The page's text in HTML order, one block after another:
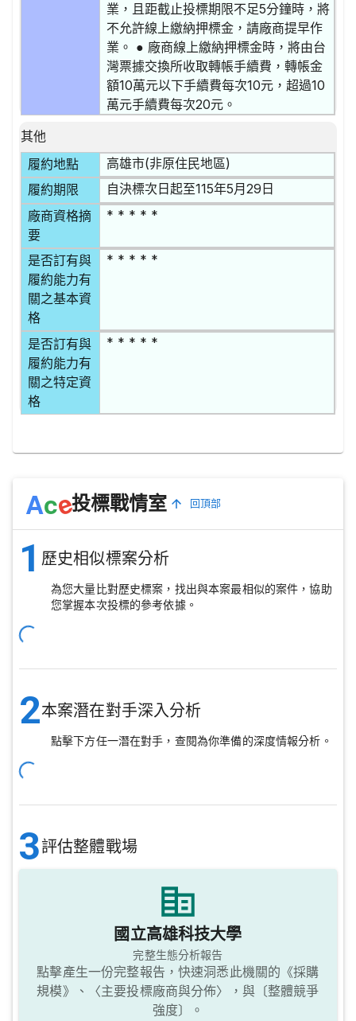
業，且距截止投標期限不足5分鐘時，將
不允許線上繳納押標金，請廠商提早作
業。 ● 廠商線上繳納押標金時，將由台
灣票據交換所收取轉帳手續費，轉帳金
額10萬元以下手續費每次10元，超過10
萬元手續費每次20元。
其他
履約地點
高雄市(非原住民地區)
履約期限 自決標次日起至115年5月29日
廠商資格摘
要
* * * * *
是否訂有與
履約能力有
關之基本資
格
* * * * *
是否訂有與
履約能力有
關之特定資
格
* * * * *
Ace投標戰情室 回頂部
1 歷史相似標案分析
為您大量比對歷史標案，找出與本案最相似的案件，協助
您掌握本次投標的參考依據。
2本案潛在對手深入分析
點擊下方任一潛在對手，查閱為你準備的深度情報分析。
3評估整體戰場
國立高雄科技大學
完整生態分析報告
點擊產生一份完整報告，快速洞悉此機關的《採購
規模》、〈主要投標廠商與分佈〉，與〔整體競爭
強度〕。